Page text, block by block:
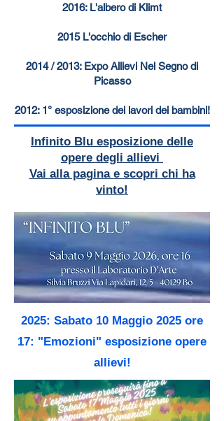
2016: L'albero di Klimt
2015 L'occhio di Escher
2014 / 2013: Expo Allievi Nel Segno di
Picasso
2012: 1° esposizione dei lavori dei bambini!
Infinito Blu esposizione delle
opere degli allievi
Vai alla pagina e scopri chi ha
vinto!
2025: Sabato 10 Maggio 2025 ore
17: "Emozioni" esposizione opere
allievi!